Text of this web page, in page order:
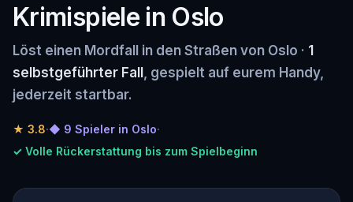
Krimispiele in Oslo
Löst einen Mordfall in den Straßen von Oslo · 1
selbstgeführter Fall , gespielt auf eurem Handy,
jederzeit startbar.
★ 3.8·◆ 9 Spieler in Oslo·
✓ Volle Rückerstattung bis zum Spielbeginn